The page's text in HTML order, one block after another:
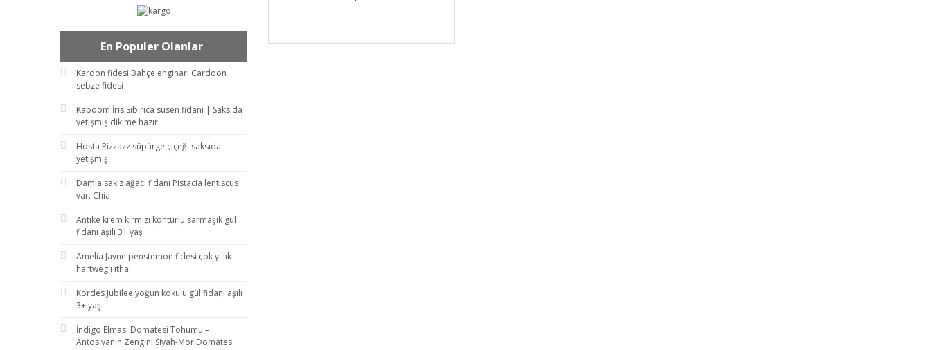
En Populer Olanlar
Kardon fidesi Bahçe enginarı Cardoon
sebze fidesi
Kaboom İris Sibirica süsen fidanı | Saksıda
yetişmiş dikime hazır
Hosta Pizzazz süpürge çiçeği saksıda
yetişmiş
Damla sakız ağacı fidanı Pistacia lentiscus
var. Chia
Antike krem kırmızı kontürlü sarmaşık gül
fidanı aşılı 3+ yaş
Amelia Jayne penstemon fidesi çok yıllık
hartwegii ithal
Kordes Jubilee yoğun kokulu gül fidanı aşılı
3+ yaş
İndigo Elması Domatesi Tohumu –
Antosiyanin Zengini Siyah-Mor Domates